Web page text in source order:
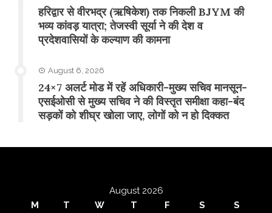
​हरिद्वार से वीरभद्र (ऋषिकेश) तक निकली BJYM की
भव्य कांवड़ यात्रा; तेजस्वी सूर्या ने की देश व
प्रदेशवासियों के कल्याण की कामना
August 6, 2026
24×7 अलर्ट मोड में रहें अधिकारी-मुख्य सचिव मानसून-
एसईओसी से मुख्य सचिव ने की विस्तृत समीक्षा कहा-बंद
सड़कों को शीघ्र खोला जाए, लोगों को न हो दिक्कत
August 2026
M
T W T F S
S